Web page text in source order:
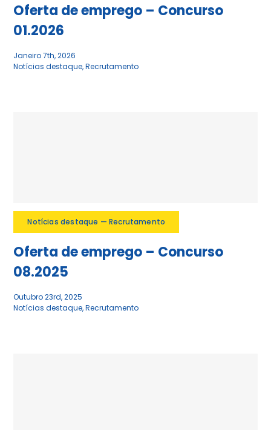
Oferta de emprego – Concurso
01.2026
Janeiro 7th, 2026
Notícias destaque,Recrutamento
Notícias destaque — Recrutamento
Oferta de emprego – Concurso
08.2025
Outubro 23rd, 2025
Notícias destaque,Recrutamento